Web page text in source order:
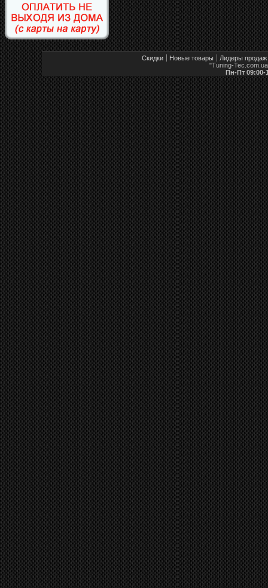
Скидки Новые товары
Лидеры продаж
"Tuning-
Пн-Пт 09:00-